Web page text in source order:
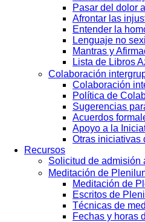
Pasar del dolor
Afrontar las
Entender la
Lenguaje no
Mantras y
Lista de Libros
Colaboración
Colaboración
Política de
Sugerencias
Acuerdos
Apoyo a la
Otras iniciativas
Recursos
Solicitud de admisión
Meditación de
Meditación de
Escritos de
Técnicas de
Fechas y horas